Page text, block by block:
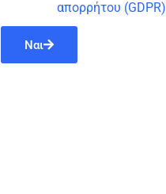
απορρήτου (GDPR)
Ναι